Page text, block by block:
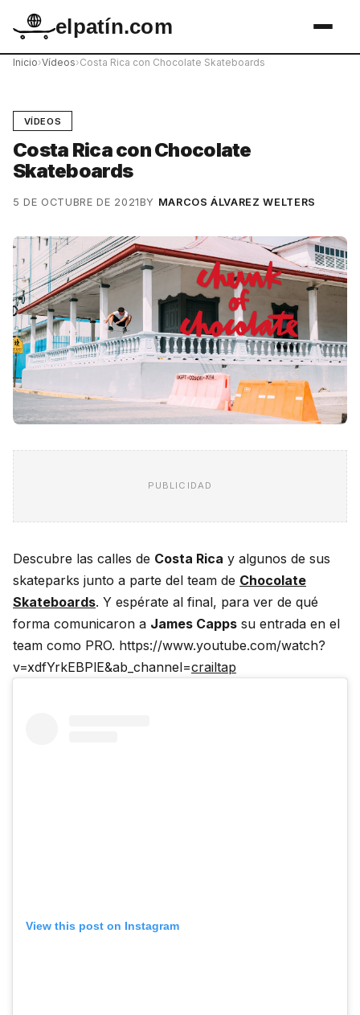
elpatín.com
Inicio›Vídeos›Costa Rica con Chocolate Skateboards
VÍDEOS
Costa Rica con Chocolate
Skateboards
5 DE OCTUBRE DE 2021BY MARCOS ÁLVAREZ WELTERS
PUBLICIDAD
Descubre las calles de Costa Rica y algunos de sus
skateparks junto a parte del team de Chocolate
Skateboards. Y espérate al final, para ver de qué
forma comunicaron a James Capps su entrada en el
team como PRO. https://www.youtube.com/watch?
v=xdfYrkEBPlE&ab_channel=crailtap
View this post on Instagram